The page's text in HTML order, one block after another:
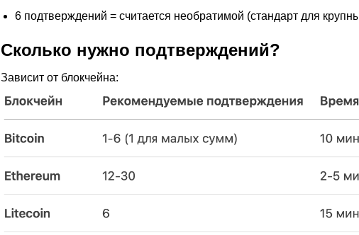
6 подтверждений = считается необратимой (стандарт для
Сколько нужно подтверждений?
Зависит от блокчейна: